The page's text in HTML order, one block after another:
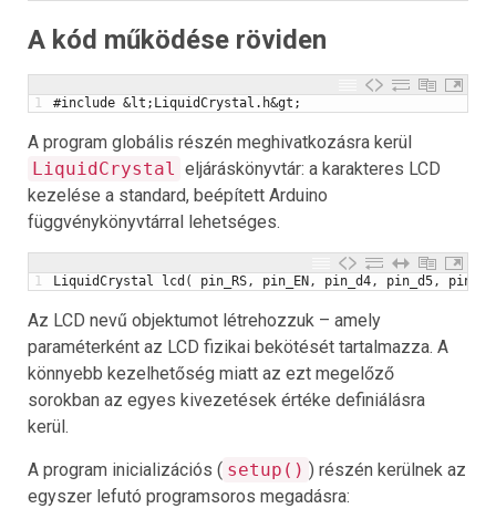
A kód működése röviden
1 #include &lt;LiquidCrystal.h&gt;
A program globális részén meghivatkozásra kerül
LiquidCrystal
eljáráskönyvtár: a karakteres LCD
kezelése a standard, beépített Arduino
függvénykönyvtárral lehetséges.
1 LiquidCrystal lcd ( pin_RS , pin_EN , pin_d4 , pin_d5 , pin_d6
Az LCD nevű objektumot létrehozzuk – amely
paraméterként az LCD fizikai bekötését tartalmazza. A
könnyebb kezelhetőség miatt az ezt megelőző
sorokban az egyes kivezetések értéke definiálásra
kerül.
A program inicializációs ( setup() ) részén kerülnek az
egyszer lefutó programsoros megadásra: